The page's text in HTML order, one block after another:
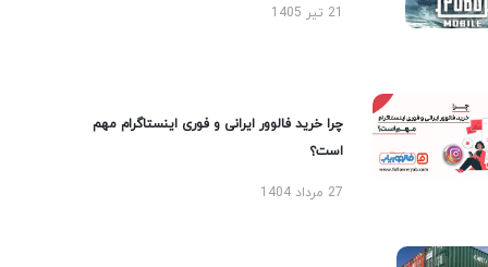
چرا خرید فالوور ایرانی و فوری اینستاگرام مهم
است؟
27 مرداد 1404